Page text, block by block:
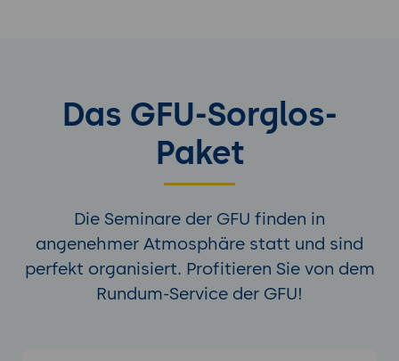
Das GFU-Sorglos-
Paket
Die Seminare der GFU finden in
angenehmer Atmosphäre statt und sind
perfekt organisiert. Profitieren Sie von dem
Rundum-Service der GFU!